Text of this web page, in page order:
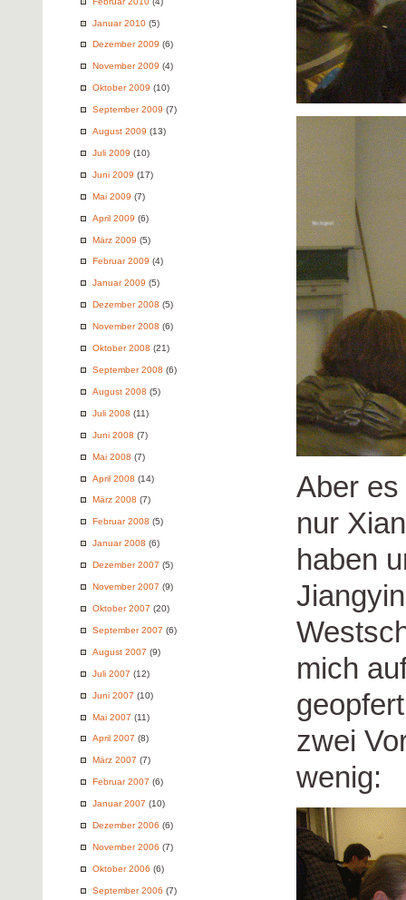
Januar 2010 (5)
Dezember 2009 (6)
November 2009 (4)
Oktober 2009 (10)
September 2009 (7)
August 2009 (13)
Juli 2009 (10)
Juni 2009 (17)
Mai 2009 (7)
April 2009 (6)
März 2009 (5)
Februar 2009 (4)
Januar 2009 (5)
Dezember 2008 (5)
November 2008 (6)
Oktober 2008 (21)
September 2008 (6)
August 2008 (5)
Juli 2008 (11)
Juni 2008 (7)
Mai 2008 (7)
April 2008 (14)
März 2008 (7)
Februar 2008 (5)
Januar 2008 (6)
Dezember 2007 (5)
November 2007 (9)
Oktober 2007 (20)
September 2007 (6)
August 2007 (9)
Juli 2007 (12)
Juni 2007 (10)
Mai 2007 (11)
April 2007 (8)
März 2007 (7)
Februar 2007 (6)
Januar 2007 (10)
Dezember 2006 (6)
November 2006 (7)
Oktober 2006 (6)
September 2006 (7)
Aber
nur
haben
mich
zwei
wenig: